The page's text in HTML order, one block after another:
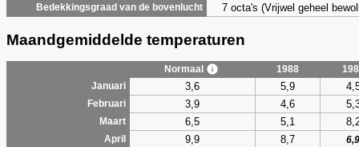
Bedekkingsgraad van de bovenlucht 7 octa's (Vrijwel geheel
Maandgemiddelde temperaturen
Normaal 1988
Januari
3,6 5,9
Februari 3,9 4,6
Maart 6,5 5,1
April 9,9 8,7
6,9